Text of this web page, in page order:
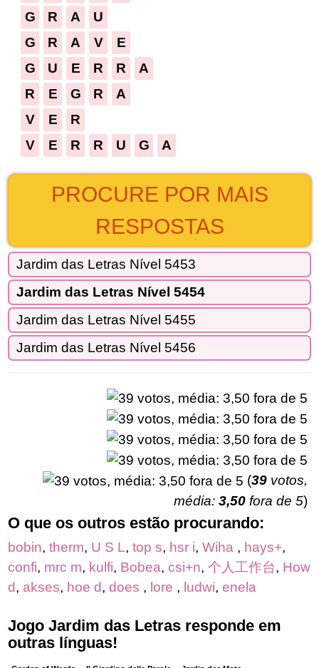
G
R A
U
G
R A V
E
G
U E R R
A
R
E G R
A
V
E
R
V
E R R U G A
PROCURE POR MAIS
RESPOSTAS
Jardim das Letras Nível 5453
Jardim das Letras Nível 5454
Jardim das Letras Nível 5455
Jardim das Letras Nível 5456
(39 votos,
média: 3,50 fora de 5)
O que os outros estão procurando:
bobin, therm, U S L, top s, hsr i, Wiha , hays+,
confi, mrc m, kulfi, Bobea, csi+n, 个人工作台, How
d, akses, hoe d, does , lore , ludwi, enela
Jogo Jardim das Letras responde em
outras línguas!